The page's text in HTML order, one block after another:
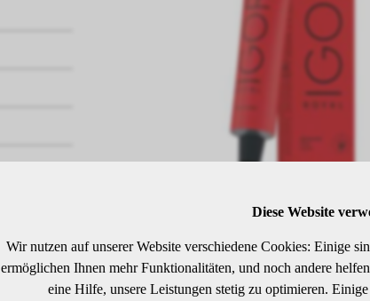
BESCHREIBUNG
Dunkelblond Rot Extra
Diese Website
Wir nutzen auf unserer Website verschiedene Cookies: Einige
ermöglichen Ihnen mehr Funktionalitäten, und noch andere
eine Hilfe, unsere Leistungen stetig zu optimieren.